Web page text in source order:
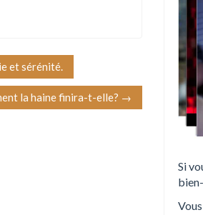
et sérénité.
la haine finira-t-elle? →
Si